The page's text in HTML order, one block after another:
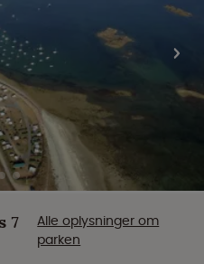
7
Alle oplysninger om
parken